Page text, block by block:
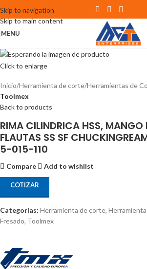
Skip to navigation
Skip to main content
MENU
Click to enlarge
Inicio Herramienta de corte Herramientas de
Toolmex
Back to products
RIMA CILINDRICA HSS, MANGO
FLAUTAS SS SF
5-015-110
Compare Add to wishlist
COTIZAR
Categorías: Herramienta de corte,
Fresado, Toolmex